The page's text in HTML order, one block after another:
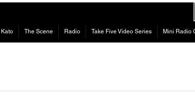
Kato The Scene Radio Take Five Video Series Mini Radio